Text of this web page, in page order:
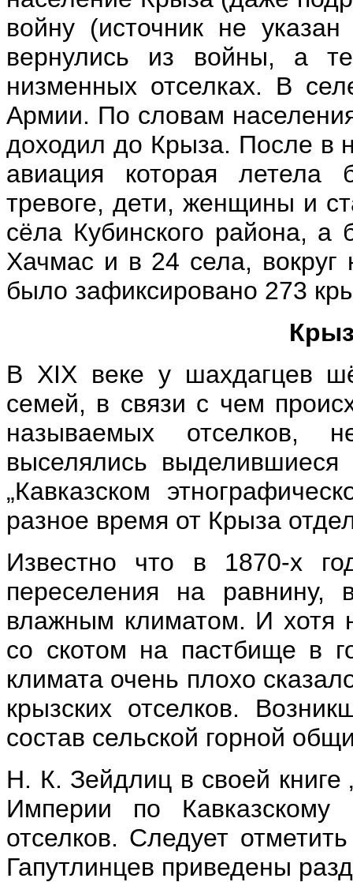
войну (источник не
вернулись из войны, а
низменных отселках. В
Армии. По словам
доходил до Крыза. После в
авиация которая
тревоге, дети, женщины и
сёла Кубинского района, а
Хачмас и в 24 села,
было зафиксировано 273
В XIX веке у шахдагцев
семей, в связи с чем
называемых отселков,
выселялись
„Кавказском
разное время от Крыза
Известно что в 1870-х
переселения на
влажным климатом. И хотя
со скотом на пастбище в
климата очень плохо
крызских отселков.
состав сельской горной
Н. К. Зейдлиц в своей книге
Империи по Кавказскому
отселков. Следует
Гапутлинцев приведены